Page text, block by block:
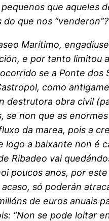
que aqueles
que nos “venderon”?
Marítimo,
e por tanto limitou
se a Ponte
como
destrutora obra civil
se non que as
da marea, pois a
logo a baixante non é
Ribadeo vai
poucos anos, por
só poderán
de euros anuais
“Non se pode loitar